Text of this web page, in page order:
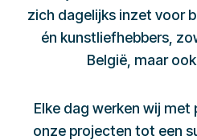
zich dagelijks inzet voor
én kunstliefhebbers,
België, maar
Elke dag werken wij met
onze projecten tot een